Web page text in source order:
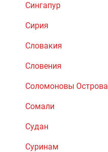
Сингапур
Сирия
Словакия
Словения
Соломоновы Острова
Сомали
Судан
Суринам